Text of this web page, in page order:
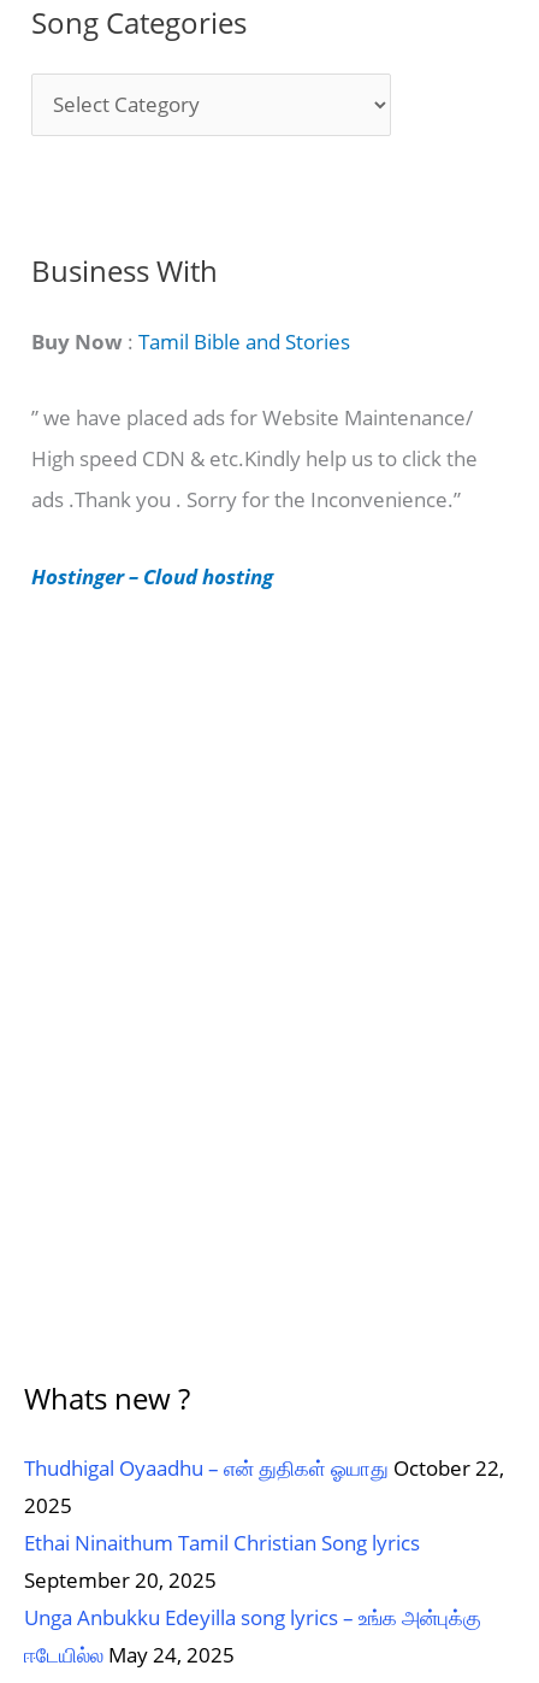
Song Categories
o
C
t
g
o
r
e
Business With
Buy Now :Tamil Bible and Stories
” we have placed ads for Website Maintenance/
High speed CDN & etc.Kindly help us to click the
ads .Thank you . Sorry for the Inconvenience.”
Hostinger – Cloud hosting
Whats new ?
Thudhigal Oyaadhu – என் துதிகள் ஓயாது October 22,
2025
Ethai Ninaithum Tamil Christian Song lyrics
September 20, 2025
Unga Anbukku Edeyilla song lyrics – உங்க அன்புக்கு
ஈடேயில்ல May 24, 2025